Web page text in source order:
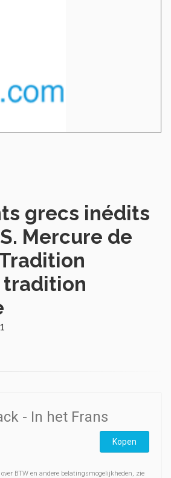
grecs inédits
Mercure de
- In het Frans
Kopen
BTW en andere belatingsmogelijkheden, zie